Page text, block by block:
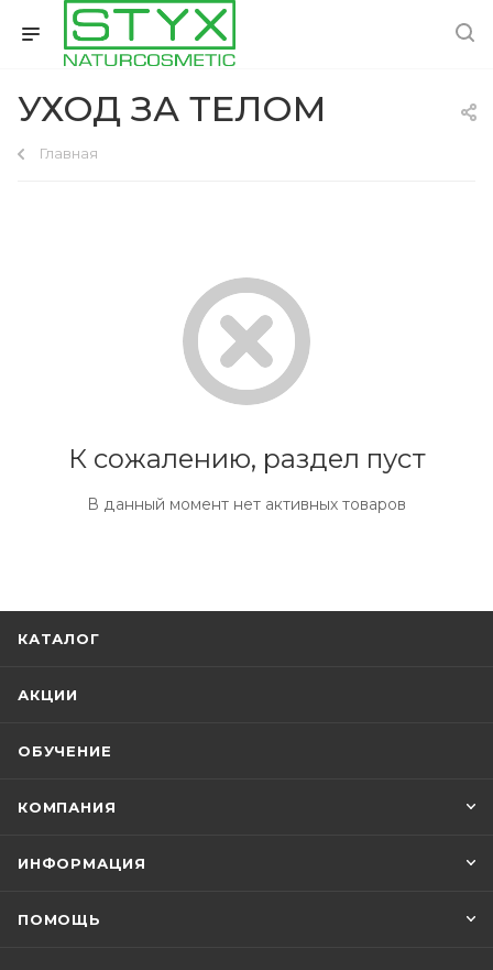
УХОД ЗА ТЕЛОМ
Главная
К сожалению, раздел пуст
В данный момент нет активных товаров
КАТАЛОГ
АКЦИИ
ОБУЧЕНИЕ
КОМПАНИЯ
ИНФОРМАЦИЯ
ПОМОЩЬ